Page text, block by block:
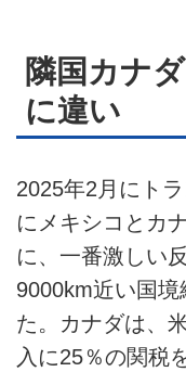
隣国カナ
に違い
2025年2月にト
にメキシコとカ
に、一番激しい
9000km近い国
た。カナダは、
入に25％の関税